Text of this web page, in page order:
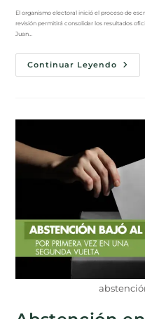
El organismo electoral inició el proceso de
revisión permitirá consolidar los resultados
Juan…
Continuar Leyendo